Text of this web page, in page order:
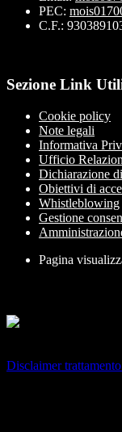
PEC:
C.F.:
Sezione Link
Cookie policy
Note legali
Informativa
Ufficio
Dichiarazione
Obiettivi di
Whistleblowing
Gestione
Pagina
Disclaimer